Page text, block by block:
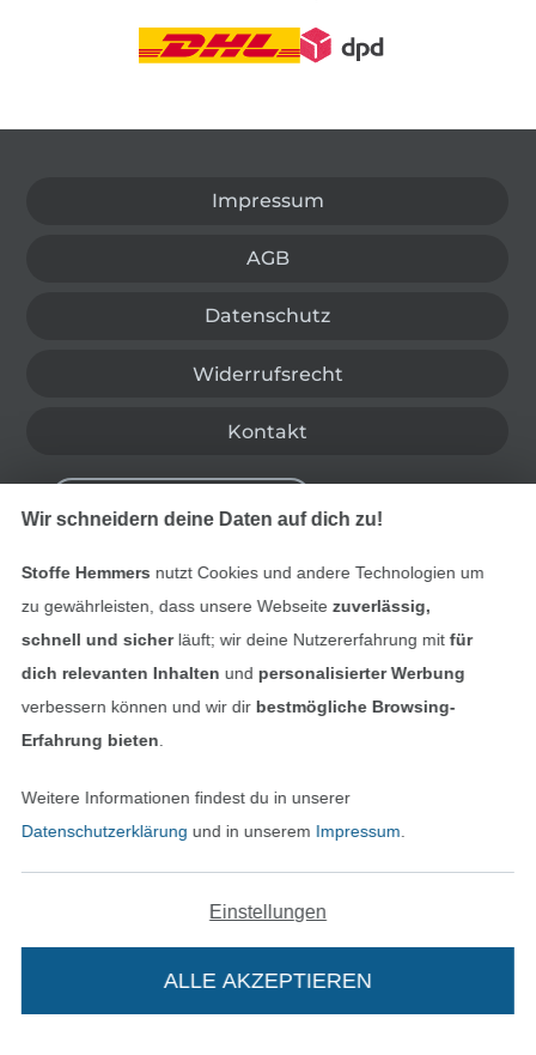
Impressum
AGB
Datenschutz
Widerrufsrecht
Kontakt
Alle Preise inkl. der gesetzl. MwSt.
Finde mehr Inspiration
Deutsch
Nederlands
In den niederländischen
(France)
In den
Wir schneidern deine Daten auf dich zu!
Stoffe Hemmers nutzt Cookies und andere Technologien um
zu gewährleisten, dass unsere Webseite zuverlässig,
schnell und sicherläuft; wir deine Nutzererfahrung mitfür
dich relevanten Inhalten und personalisierter Werbung
verbessern können und wir dir bestmögliche Browsing-
Erfahrung bieten
Weitere Informationen findest du in unserer
Datenschutzerklärung und in unserem Impressum
Einstellungen
ALLE AKZEPTIEREN